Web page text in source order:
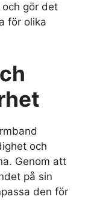
gör det
för olika
och
Genom att
på sin
den för